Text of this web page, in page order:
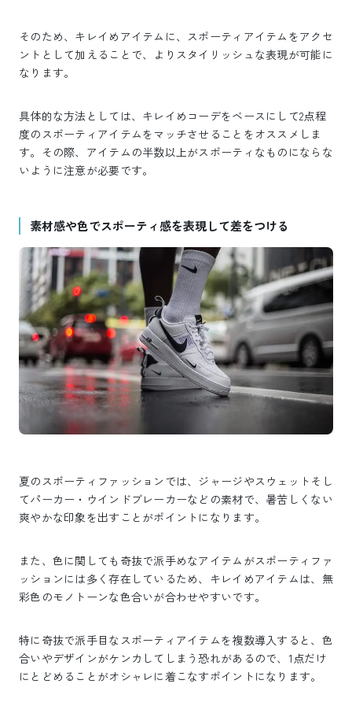
そのため、キレイめアイテムに、スポーティアイテムをアクセ
ントとして加えることで、よりスタイリッシュな表現が可能に
なります。
具体的な方法としては、キレイめコーデをベースにして2点程
度のスポーティアイテムをマッチさせることをオススメしま
す。その際、アイテムの半数以上がスポーティなものにならな
いように注意が必要です。
素材感や色でスポーティ感を表現して差をつける
夏のスポーティファッションでは、ジャージやスウェットそし
てパーカー・ウインドブレーカーなどの素材で、暑苦しくない
爽やかな印象を出すことがポイントになります。
また、色に関しても奇抜で派手めなアイテムがスポーティファ
ッションには多く存在しているため、キレイめアイテムは、無
彩色のモノトーンな色合いが合わせやすいです。
特に奇抜で派手目なスポーティアイテムを複数導入すると、色
合いやデザインがケンカしてしまう恐れがあるので、1点だけ
にとどめることがオシャレに着こなすポイントになります。